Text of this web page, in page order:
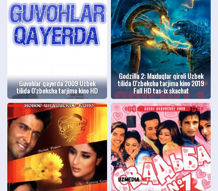
Guvohlar qayerda 2009 Uzbek
tilida O'zbekcha tarjima kino HD
Godzilla 2: Maxluqlar qiroli Uzbek
tilida O'zbekcha tarjima kino 2019
Full HD tas-ix skachat